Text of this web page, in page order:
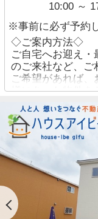
10:00 ～
※事前に必ず予約
◇ご案内方法◇
ご自宅へお迎え
のご来社など、ご
ご希望があれば
様にあった物件を
ます。
ご予約方法
・お電話でのお問
・【物件資料請
時を記載ください
・当店の店舗ペ
ホームページ】へ。
・ラインでのお問
731koxur】